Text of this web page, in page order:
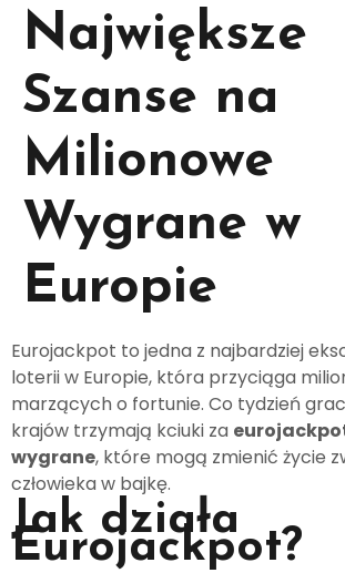
Największe
Szanse na
Milionowe
Wygrane w
Europie
Eurojackpot to jedna z najbardziej
loterii w Europie, która przyciąga
marzących o fortunie. Co tydzień
krajów trzymają kciuki za
wygrane, które mogą zmienić życie
człowieka w bajkę.
Jak działa
Eurojackpot?